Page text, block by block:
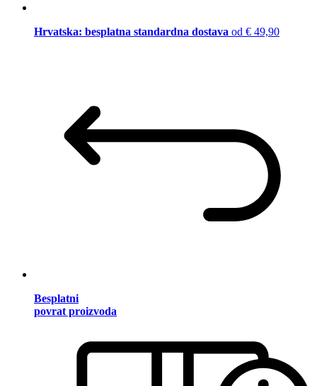
Hrvatska: besplatna standardna dostava od € 49,90
Besplatni
povrat proizvoda